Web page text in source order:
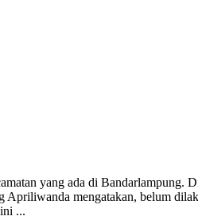
yang ada di Bandarlampung.
mengatakan, belum
...